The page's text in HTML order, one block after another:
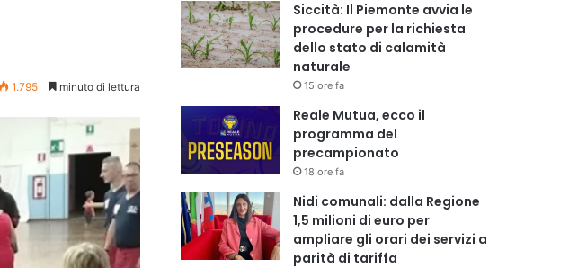
1.795 minuto di lettura
Siccità: Il Piemonte avvia le
procedure per la richiesta
dello stato di calamità
naturale
15 ore fa
Reale Mutua, ecco il
programma del
precampionato
18 ore fa
Nidi comunali: dalla Regione
1,5 milioni di euro per
ampliare gli orari dei servizi a
parità di tariffa